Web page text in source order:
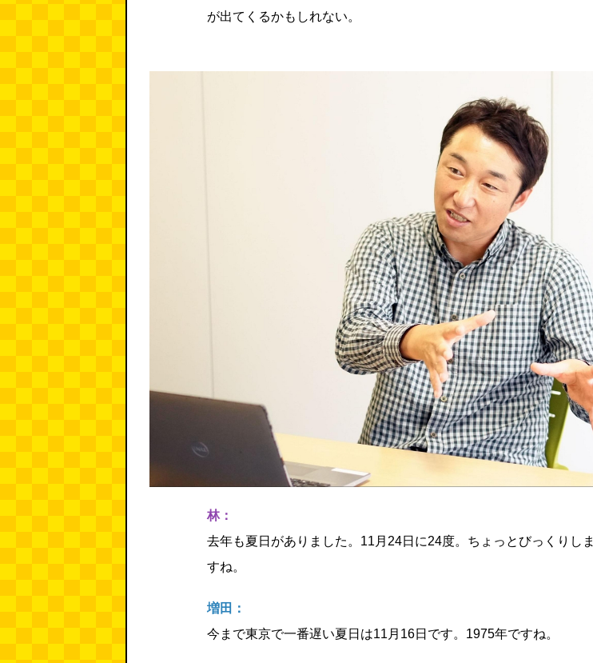
が出てくるかもしれない。
林：
去年も夏日がありました。11月24日に24度。ちょっとびっくりしま
すね。
増田：
今まで東京で一番遅い夏日は11月16日です。1975年ですね。